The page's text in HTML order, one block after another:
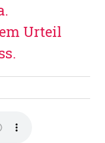
Urteil